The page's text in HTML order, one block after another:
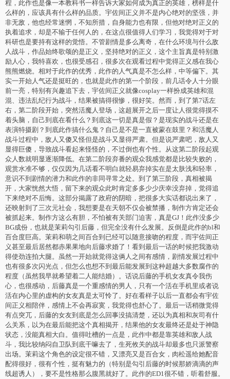
程，此作也是像一本教科书一样告诉大家如何成为真正的英雄，榜样是什
么样的，应该具有什么样的品质。宇佐间正义并不是内心绝对的坚强，并
非无敌，他也经常迷惘，不知所措，自身能力也有限，但他对绝对正义的
执着追求，却是不输于任何人的，在这点很值得人们学习，我觉得对于对
科研也是要持有这样的觉悟。不管剧情是多么离奇，在什么环境与什么敌
人战斗，作品始终歌颂的是正义，坚持绝对的正义，这个主旨真是特别激
励人心，我特喜欢，也很受感召，很多次在观看过程中觉得正义感在我心
熊熊燃烧。相对于此作的优秀，此作的人气真是不怎么样，中等偏下。其
实一开始人气还是挺旺的，也就是此作的第一个阶段，前几话令人十分眼
前一亮，特别有兴趣追下去，宇佐间正义就像cosplay一样扮成英雄和混
混、违法乱纪行为战斗，结果被搞得很惨，很好笑。然而，到了第7话左
右，第二阶段开始，突然活魔人登场，这超展开之后一度让人很觉得摸不
着头脑，自己到底在看什么？到底这一切是真是假？是现实的战斗还是在
表演特摄剧？到底此作搞什么鬼？自己是不是一直被蒙在鼓里？和活魔人
战斗过程中，敌人又傻又怪但是战斗又显得严肃。但是说严肃吧，敌人又
显得巨傻，导致战斗看起来怪怪的，不过倒也有个性。从这第二阶段起观
众人数就明显逐渐降低。在第二阶段弃番的观众我感觉都是比较失败的，
观赏水准不够，仅仅因为几话看不明白就轻易弃掉实在是太肤浅和轻率，
意识不到剧情的潜力和此作的非同寻常之处。到了第三阶段，真相被揭
开，大家恍然大悟，留下来的观众此时肯定多多少少庆幸没弃掉，觉得追
下来绝对不后悔。这部分揭露了政府的阴暗，把很多大实话都说出来了，
还映射到了三次元社会，我想要是在天朝不仅会被禁播，制作方肯定还会
被抓起来。制作方这么有胆，不怕被有关部门迫害，真是GJ！此作没多少
BG成份，也就是茉莉勾引后藤，但完全没有什么发展。反倒是此作的bl和
百合度巨高。茉莉和萌之间百合到已经可以随意接吻的程度，而宇佐间正
义甚至最后居然都赤果果地向后藤求婚了！看到最后一话的时候把我激动
得使劲连拍大腿。虽然一开始就觉得这俩人之间有感情，剧情发展过程中
也有很多次闪光点，但怎么也想不到最后能发展到这种超越大多数腐作的
程度（虽然我早就希望着二人能结婚）。话说后藤的手机女友真令我伤
心，也很感动，后藤真是一个重感情的男人，只有一个活在手机里或者说
活在内心里的虚构的女友真是太可怜了。好在看样子以后一直都会有宇佐
间正义相陪伴，感情上不会再寂寞，我觉得也舒心了。最后一话稍微觉得
有点突兀，后藤的女友到底是怎么回事没搞清楚，还以为真相和灰司有什
么关系，以为在最后能把这个真相揭开，结果他的女友最终还是处于神隐
状态，没能真相大白。值得吐槽的一点是，此作中都是靠英雄和敌人战
斗，我比较纳闷自卫队到底干嘛去了，生死攸关的战斗却最多也只派警察
出场。茉莉这个角色的设定很不错，又漂亮又是百合女，肉松遥给她配音
配得很好，很有个性，挺有魅力的（特别是勾引后藤的时候那娇滴滴的声
线超诱人），要不是性格那么腹黑就好了。此作的ED1很不错，听着舒服。